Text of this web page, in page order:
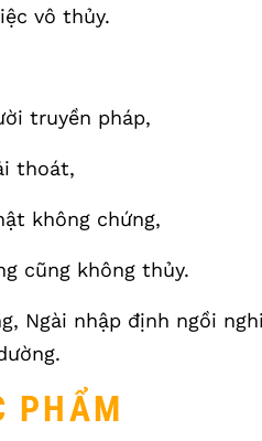
vô thủy.
truyền pháp,
thoát,
không chứng,
cũng không thủy.
Ngài nhập định ngồi
PHẨM